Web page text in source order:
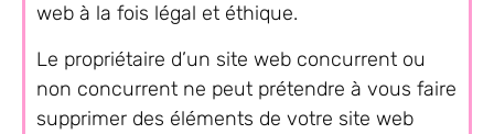
web à la fois légal et éthique.
Le propriétaire d’un site web concurrent ou
non concurrent ne peut prétendre à vous faire
supprimer des éléments de votre site web